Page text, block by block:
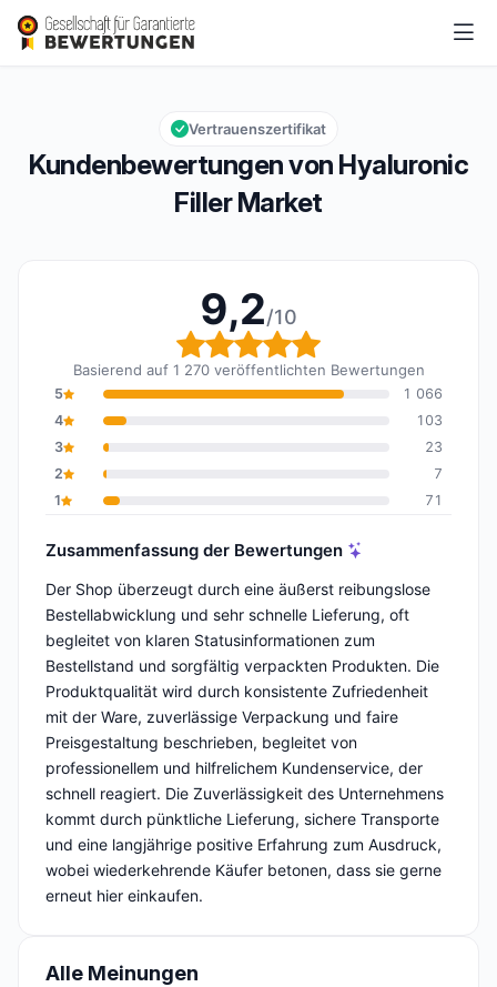
Hyaluronic Filler Market
Gesamtbewertung: 9,2 von 10
9,2/10
Kundenbewertungen von Hyaluronic
Filler Market
Vertrauenszertifikat
9,2/10
Gesamtbewertung: 9,2
Basierend auf 1 270 veröffentlichten Bewertungen
5
1 066
4
103
3
23
2
7
1
71
Zusammenfassung der Bewertungen
Der Shop überzeugt durch eine äußerst reibungslose
Bestellabwicklung und sehr schnelle Lieferung, oft
begleitet von klaren Statusinformationen zum
Bestellstand und sorgfältig verpackten Produkten. Die
Produktqualität wird durch konsistente Zufriedenheit
mit der Ware, zuverlässige Verpackung und faire
Preisgestaltung beschrieben, begleitet von
professionellem und hilfrelichem Kundenservice, der
schnell reagiert. Die Zuverlässigkeit des Unternehmens
kommt durch pünktliche Lieferung, sichere Transporte
und eine langjährige positive Erfahrung zum Ausdruck,
wobei wiederkehrende Käufer betonen, dass sie gerne
erneut hier einkaufen.
Alle Meinungen